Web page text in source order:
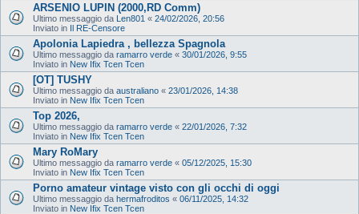
ARSENIO LUPIN (2000,RD Comm)
Ultimo messaggio da Len801 « 24/02/2026, 20:56
Inviato in Il RE-Censore
Apolonia Lapiedra , bellezza Spagnola
Ultimo messaggio da ramarro verde « 30/01/2026, 9:55
Inviato in New Ifix Tcen Tcen
[OT] TUSHY
Ultimo messaggio da australiano « 23/01/2026, 14:38
Inviato in New Ifix Tcen Tcen
Top 2026,
Ultimo messaggio da ramarro verde « 22/01/2026, 7:32
Inviato in New Ifix Tcen Tcen
Mary RoMary
Ultimo messaggio da ramarro verde « 05/12/2025, 15:30
Inviato in New Ifix Tcen Tcen
Porno amateur vintage visto con gli occhi di oggi
Ultimo messaggio da hermafroditos « 06/11/2025, 14:32
Inviato in New Ifix Tcen Tcen